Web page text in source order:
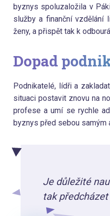
byznys spoluzaložila v
služby a finanční vzdělání
ženy, a přispět tak k
Dopad
Podnikatelé, lídři a
situaci postavit znovu na
profese a umí se rychle
byznys před sebou samým
Je důležité
tak